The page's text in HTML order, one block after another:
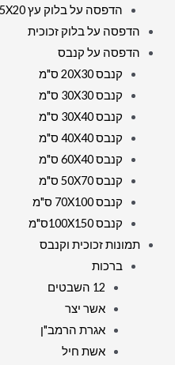
הדפסה על בלוק עץ 15X20 ס”מ
הדפסה על בלוק זכוכית
הדפסה על קנבס
קנבס 20X30 ס"מ
קנבס 30X30 ס"מ
קנבס 30X40 ס"מ
קנבס 40X40 ס"מ
קנבס 60X40 ס"מ
קנבס 50X70 ס"מ
קנבס 70X100 ס"מ
קנבס 100X150ס"מ
תמונות זכוכית וקנבס
ברכות
12 השבטים
אשר יצר
אגרת הרמב"ן
אשת חיל